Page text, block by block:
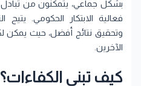
بشكل جماعي، يتمكنون من تبادل
فعالية الابتكار الحكومي. يتيح
وتحقيق نتائج أفضل، حيث يمكن
الآخرين.
كيف تبني الكفاءات؟